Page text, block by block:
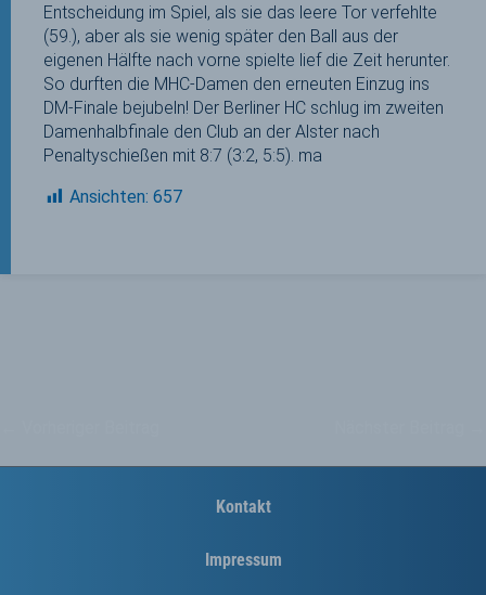
Entscheidung im Spiel, als sie das leere Tor verfehlte
(59.), aber als sie wenig später den Ball aus der
eigenen Hälfte nach vorne spielte lief die Zeit herunter.
So durften die MHC-Damen den erneuten Einzug ins
DM-Finale bejubeln! Der Berliner HC schlug im zweiten
Damenhalbfinale den Club an der Alster nach
Penaltyschießen mit 8:7 (3:2, 5:5). ma
Ansichten: 657
Kontakt
Impressum